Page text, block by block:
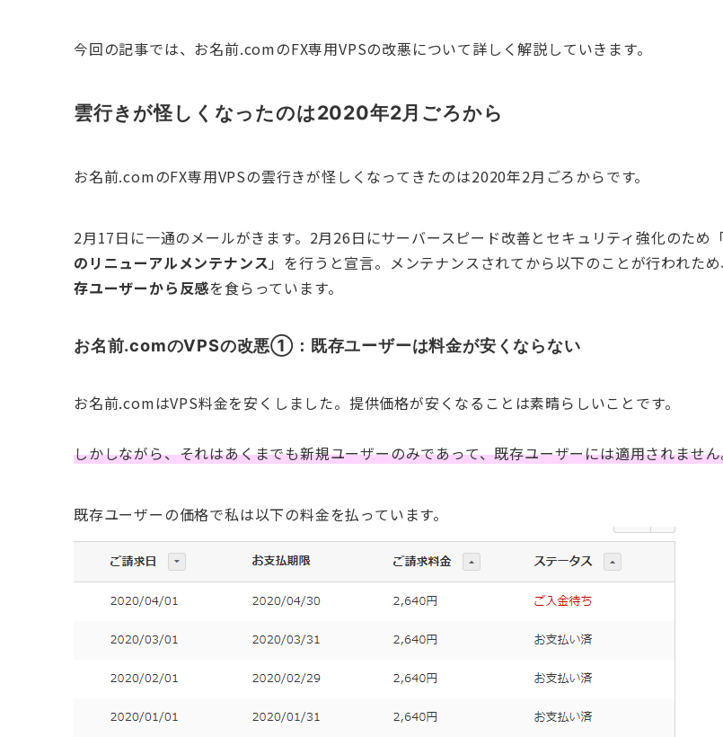
今回の記事では、お名前.comのFX専用VPSの改悪について詳しく解説していきます。
雲行きが怪しくなったのは2020年2月ごろから
お名前.comのFX専用VPSの雲行きが怪しくなってきたのは2020年2月ごろからです。
2月17日に一通のメールがきます。2月26日にサーバースピード改善とセキュリティ強化のため
のリニューアルメンテナンス 」を行うと宣言。メンテナンスされてから以下のことが行われた
存ユーザーから反感を食らっています。
お名前.comのVPSの改悪①：既存ユーザーは料金が安くならない
お名前.comはVPS料金を安くしました。提供価格が安くなることは素晴らしいことです。
しかしながら、それはあくまでも新規ユーザーのみであって、既存ユーザーには適用されませ
既存ユーザーの価格で私は以下の料金を払っています。